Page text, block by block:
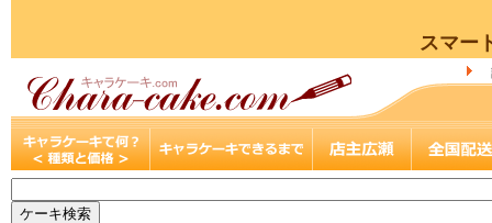
スマー